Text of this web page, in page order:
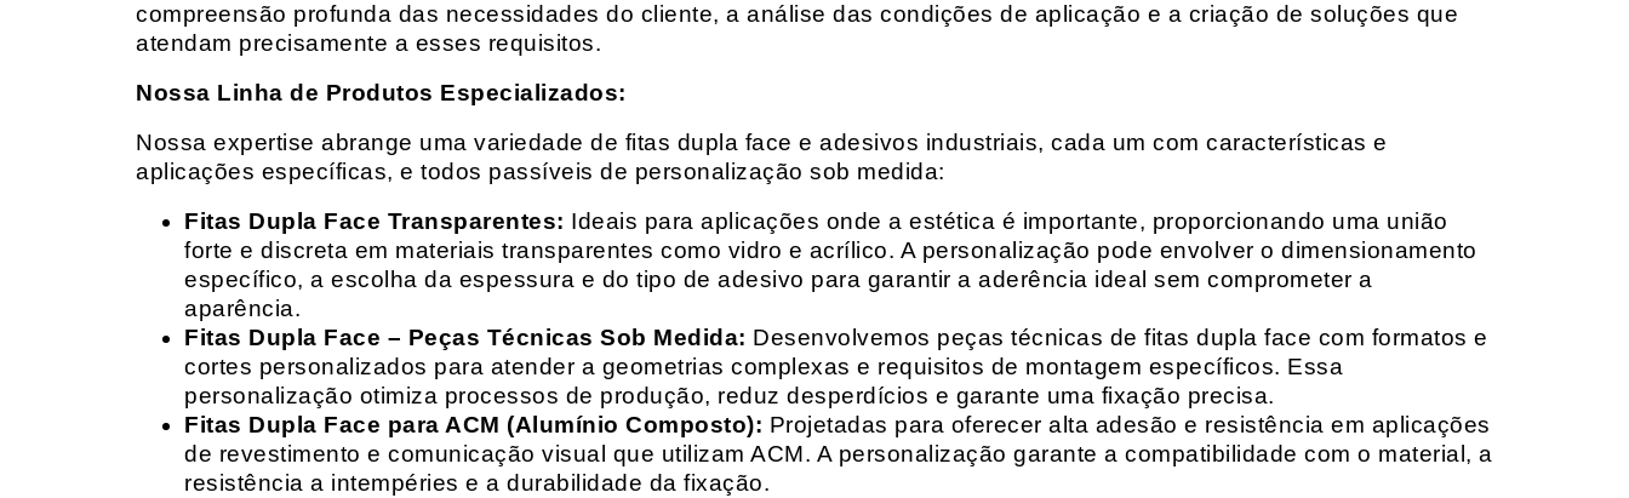
compreensão profunda das necessidades do cliente, a análise das condições de aplicação e a criação de soluções que
atendam precisamente a esses requisitos.
Nossa Linha de Produtos Especializados:
Nossa expertise abrange uma variedade de fitas dupla face e adesivos industriais, cada um com características e
aplicações específicas, e todos passíveis de personalização sob medida:
Fitas Dupla Face Transparentes: Ideais para aplicações onde a estética é importante, proporcionando uma união
forte e discreta em materiais transparentes como vidro e acrílico. A personalização pode envolver o dimensionamento
específico, a escolha da espessura e do tipo de adesivo para garantir a aderência ideal sem comprometer a
aparência.
Fitas Dupla Face – Peças Técnicas Sob Medida: Desenvolvemos peças técnicas de fitas dupla face com formatos e
cortes personalizados para atender a geometrias complexas e requisitos de montagem específicos. Essa
personalização otimiza processos de produção, reduz desperdícios e garante uma fixação precisa.
Fitas Dupla Face para ACM (Alumínio Composto): Projetadas para oferecer alta adesão e resistência em aplicações
de revestimento e comunicação visual que utilizam ACM. A personalização garante a compatibilidade com o material, a
resistência a intempéries e a durabilidade da fixação.